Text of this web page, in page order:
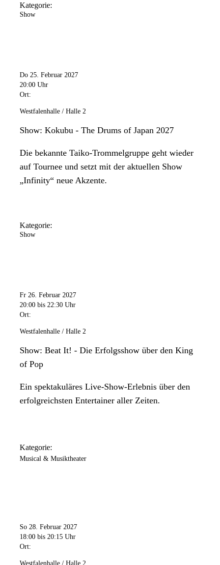
Kategorie:
Show
Do 25. Februar 2027
20:00 Uhr
Ort:
Westfalenhalle / Halle 2
Show: Kokubu - The Drums of Japan 2027
Die bekannte Taiko-Trommelgruppe geht wieder
auf Tournee und setzt mit der aktuellen Show
„Infinity“ neue Akzente.
Kategorie:
Show
Fr 26. Februar 2027
20:00 bis 22:30 Uhr
Ort:
Westfalenhalle / Halle 2
Show: Beat It! - Die Erfolgsshow über den King
of Pop
Ein spektakuläres Live-Show-Erlebnis über den
erfolgreichsten Entertainer aller Zeiten.
Kategorie:
Musical & Musiktheater
So 28. Februar 2027
18:00 bis 20:15 Uhr
Ort:
Westfalenhalle / Halle 2